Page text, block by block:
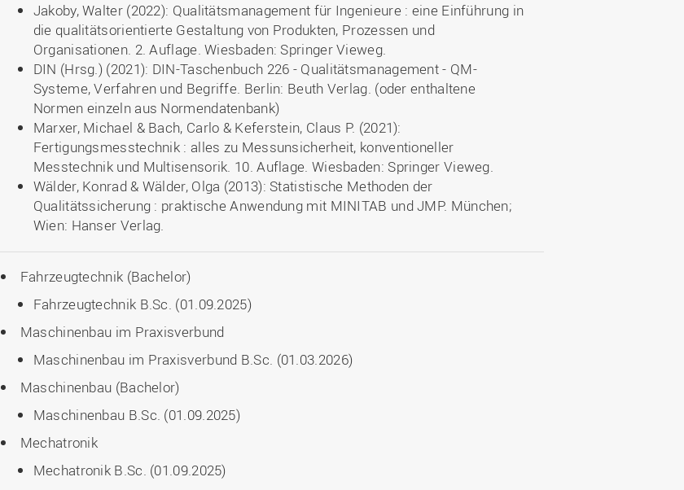
Jakoby, Walter (2022): Qualitätsmanagement für Ingenieure : eine Einführung in
die qualitätsorientierte Gestaltung von Produkten, Prozessen und
Organisationen. 2. Auflage. Wiesbaden: Springer Vieweg.
DIN (Hrsg.) (2021): DIN-Taschenbuch 226 - Qualitätsmanagement - QM-
Systeme, Verfahren und Begriffe. Berlin: Beuth Verlag. (oder enthaltene
Normen einzeln aus Normendatenbank)
Marxer, Michael & Bach, Carlo & Keferstein, Claus P. (2021):
Fertigungsmesstechnik : alles zu Messunsicherheit, konventioneller
Messtechnik und Multisensorik. 10. Auflage. Wiesbaden: Springer Vieweg.
Wälder, Konrad & Wälder, Olga (2013): Statistische Methoden der
Qualitätssicherung : praktische Anwendung mit MINITAB und JMP. München;
Wien: Hanser Verlag.
Fahrzeugtechnik (Bachelor)
Fahrzeugtechnik B.Sc. (01.09.2025)
Maschinenbau im Praxisverbund
Maschinenbau im Praxisverbund B.Sc. (01.03.2026)
Maschinenbau (Bachelor)
Maschinenbau B.Sc. (01.09.2025)
Mechatronik
Mechatronik B.Sc. (01.09.2025)